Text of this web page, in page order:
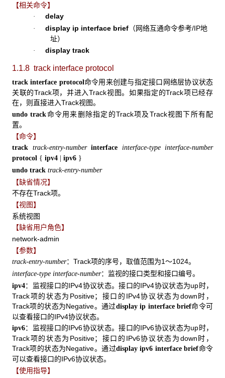
【相关命令】
· delay
· display ip interface brief（网络互通命令参考/IP地
址）
· display track
1.1.8 track interface protocol
track interface protocol命令用来创建与指定接口网络层协议状态
关联的Track项，并进入Track视图。如果指定的Track项已经存
在，则直接进入Track视图。
undo track命令用来删除指定的Track项及Track视图下所有配
置。
【命令】
track track-entry-number interface interface-type interface-number
protocol { ipv4 ipv6 }
undo track track-entry-number
【缺省情况】
不存在Track项。
【视图】
系统视图
【缺省用户角色】
network-admin
【参数】
track-entry-number：Track项的序号，取值范围为1～1024。
interface-type interface-number：监视的接口类型和接口编号。
ipv4：监视接口的IPv4协议状态。接口的IPv4协议状态为up时，
Track项的状态为Positive；接口的IPv4协议状态为down时，
Track项的状态为Negative。通过display ip interface brief命令可
以查看接口的IPv4协议状态。
ipv6：监视接口的IPv6协议状态。接口的IPv6协议状态为up时，
Track项的状态为Positive；接口的IPv6协议状态为down时，
Track项的状态为Negative。通过display ipv6 interface brief命令
可以查看接口的IPv6协议状态。
【使用指导】